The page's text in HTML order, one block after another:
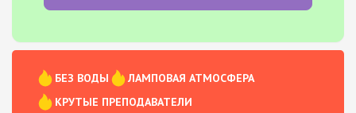
БЕЗ ВОДЫ
ЛАМПОВАЯ АТМОСФЕРА
КРУТЫЕ ПРЕПОДАВАТЕЛИ